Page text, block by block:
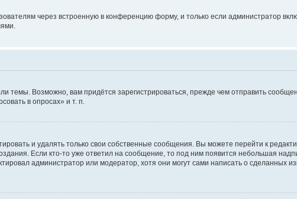
через встроенную в конференцию форму, и только если администратор
Возможно, вам придётся зарегистрироваться, прежде чем отправить
в опросах» и т. п.
и удалять только свои собственные сообщения. Вы можете перейти к
Если кто-то уже ответил на сообщение, то под ним появится небольшая
администратор или модератор, хотя они могут сами написать о сделанных